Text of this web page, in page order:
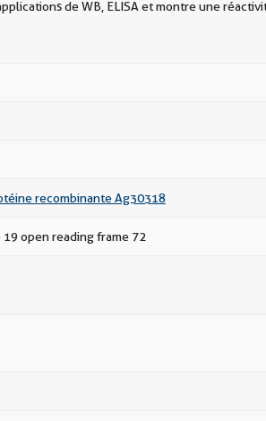
de WB, ELISA et montre une
recombinante Ag30318
19 open reading frame 72